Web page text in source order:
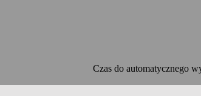
Czas do automatycznego